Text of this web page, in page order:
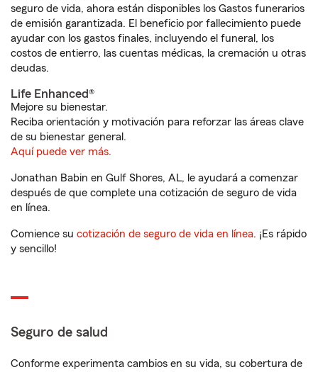
seguro de vida, ahora están disponibles los Gastos funerarios
de emisión garantizada. El beneficio por fallecimiento puede
ayudar con los gastos finales, incluyendo el funeral, los
costos de entierro, las cuentas médicas, la cremación u otras
deudas.
Life Enhanced®
Mejore su bienestar.
Reciba orientación y motivación para reforzar las áreas clave
de su bienestar general.
Aquí puede ver más.
Jonathan Babin en Gulf Shores, AL, le ayudará a comenzar
después de que complete una cotización de seguro de vida
en línea.
Comience su cotización de seguro de vida en línea. ¡Es rápido
y sencillo!
Seguro de salud
Conforme experimenta cambios en su vida, su cobertura de